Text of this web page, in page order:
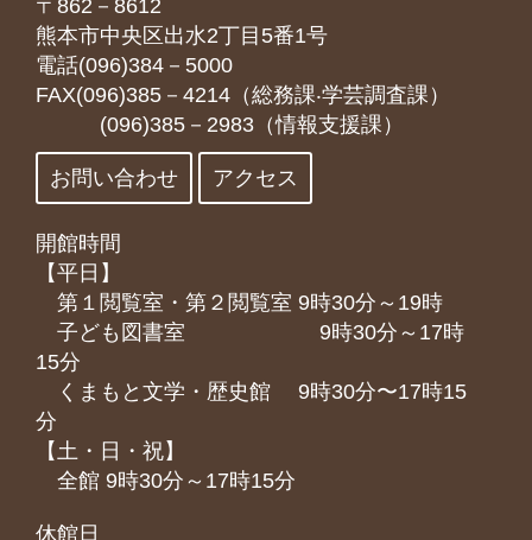
〒862－8612
熊本市中央区出水2丁目5番1号
電話(096)384－5000
FAX(096)385－4214（総務課‧学芸調査課）
(096)385－2983（情報支援課）
お問い合わせ アクセス
開館時間
【平日】
第１閲覧室・第２閲覧室 9時30分～19時
子ども図書室 9時30分～17時
15分
くまもと⽂学・歴史館 9時30分〜17時15
分
【土・日・祝】
全館 9時30分～17時15分
休館日